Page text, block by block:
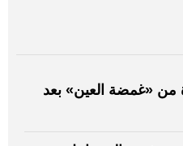
من «غمضة العين» بعد